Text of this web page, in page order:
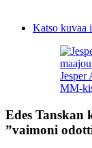
Katso kuvaa
Jesper
MM-
Edes Tanskan
”vaimoni